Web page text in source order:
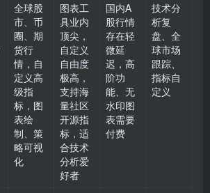
全球股
市、币
圈、期
货行
情，自
定义高
级指
标，图
表绘
制、策
略可视
化
图表工
具业内
顶尖，
自定义
自由度
极高，
支持海
量社区
开源指
标，适
合技术
分析爱
好者
国内A
股行情
存在轻
微延
迟，高
阶功
能、无
水印图
表需要
付费
技术分
析复
盘、全
球市场
跟踪、
指标自
定义